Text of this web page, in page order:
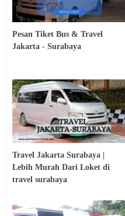
Pesan Tiket Bus & Travel
Jakarta - Surabaya
Travel Jakarta Surabaya |
Lebih Murah Dari Loket di
travel surabaya